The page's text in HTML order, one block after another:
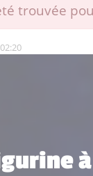
trouvée